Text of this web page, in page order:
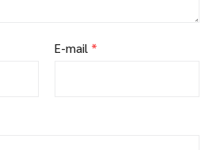
E-mail *